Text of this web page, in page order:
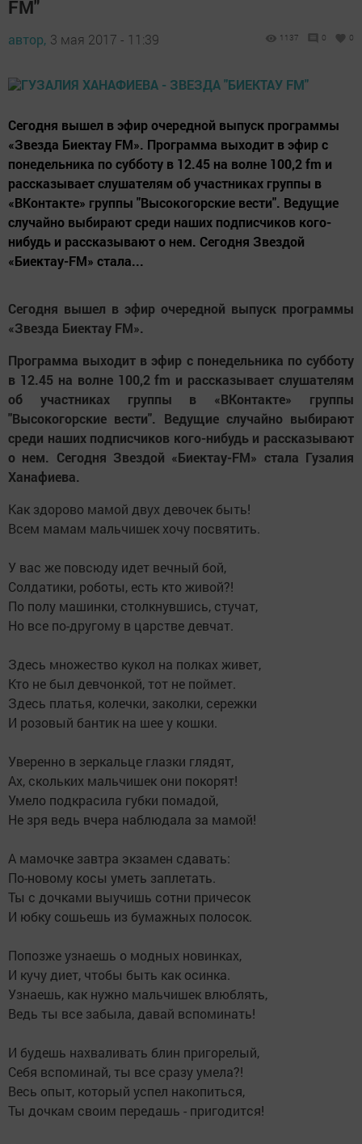
FM"
автор, 3 мая 2017 - 11:39 1137 0 0
Сегодня вышел в эфир очередной выпуск программы
«Звезда Биектау FM». Программа выходит в эфир с
понедельника по субботу в 12.45 на волне 100,2 fm и
рассказывает слушателям об участниках группы в
«ВКонтакте» группы "Высокогорские вести". Ведущие
случайно выбирают среди наших подписчиков кого-
нибудь и рассказывают о нем. Сегодня Звездой
«Биектау-FM» стала...
Сегодня вышел в эфир очередной выпуск программы
«Звезда Биектау FM».
Программа выходит в эфир с понедельника по субботу
в 12.45 на волне 100,2 fm и рассказывает слушателям
об участниках группы в «ВКонтакте» группы
"Высокогорские вести". Ведущие случайно выбирают
среди наших подписчиков кого-нибудь и рассказывают
о нем. Сегодня Звездой «Биектау-FM» стала Гузалия
Ханафиева.
Как здорово мамой двух девочек быть!
Всем мамам мальчишек хочу посвятить.
У вас же повсюду идет вечный бой,
Солдатики, роботы, есть кто живой?!
По полу машинки, столкнувшись, стучат,
Но все по-другому в царстве девчат.
Здесь множество кукол на полках живет,
Кто не был девчонкой, тот не поймет.
Здесь платья, колечки, заколки, сережки
И розовый бантик на шее у кошки.
Уверенно в зеркальце глазки глядят,
Ах, скольких мальчишек они покорят!
Умело подкрасила губки помадой,
Не зря ведь вчера наблюдала за мамой!
А мамочке завтра экзамен сдавать:
По-новому косы уметь заплетать.
Ты с дочками выучишь сотни причесок
И юбку сошьешь из бумажных полосок.
Попозже узнаешь о модных новинках,
И кучу диет, чтобы быть как осинка.
Узнаешь, как нужно мальчишек влюблять,
Ведь ты все забыла, давай вспоминать!
И будешь нахваливать блин пригорелый,
Себя вспоминай, ты все сразу умела?!
Весь опыт, который успел накопиться,
Ты дочкам своим передашь - пригодится!